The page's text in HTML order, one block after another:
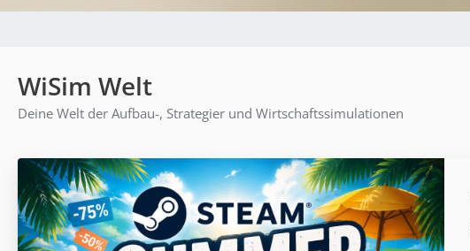
WiSim Welt
Deine Welt der Aufbau-, Strategier und Wirtschaftssimulationen